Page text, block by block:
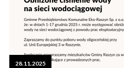
28.11.2025